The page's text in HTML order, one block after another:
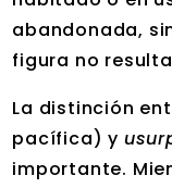
abandonada,
figura no
La distinción
pacífica) y
importante.